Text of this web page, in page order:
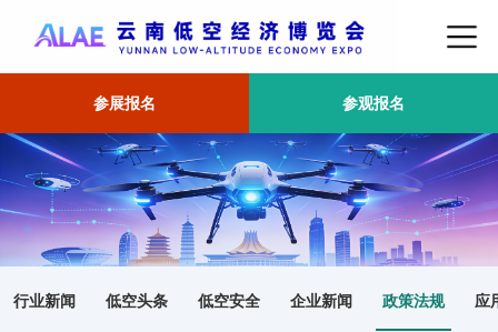
参展报名 参观报名
行业新闻 低空头条 低空安全 企业新闻 政策法规 应
首页 政策法规 正文